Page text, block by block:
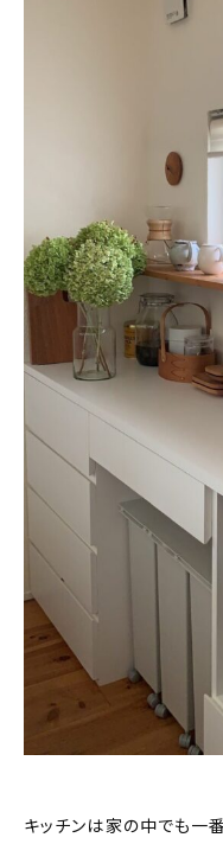
キッチンは家の中でも一